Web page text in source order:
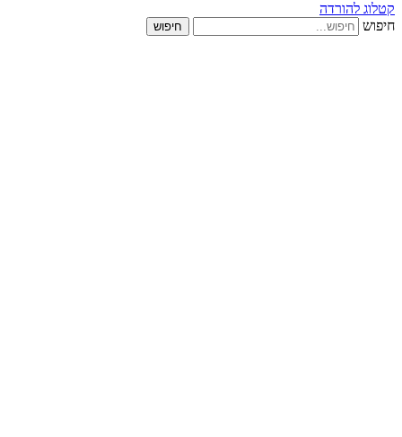
להורדה